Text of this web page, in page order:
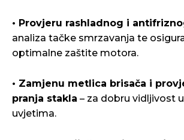
• Provjeru rashladnog i
analiza tačke smrzavanja te
optimalne zaštite motora.
• Zamjenu metlica brisača i
pranja stakla – za dobru vidljivost
uvjetima.